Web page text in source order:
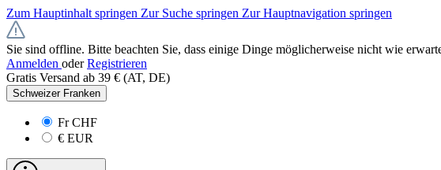
Zum Hauptinhalt springen Zur Suche springen Zur Hauptnavigation springen
Sie sind offline. Bitte beachten Sie, dass einige Dinge möglicherweise nicht wie
Anmelden oder Registrieren
Gratis Versand ab 39 € (AT, DE)
Schweizer Franken
FrCHF
€ EUR